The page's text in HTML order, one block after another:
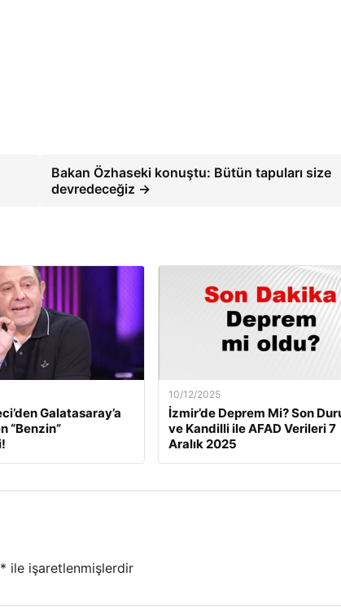
Bakan Özhaseki konuştu: Bütün tapuları size
devredeceğiz →
Galatasaray’a
“Benzin”
10/12/2025
İzmir’de Deprem Mi? Son
ve Kandilli ile AFAD Verileri 7
Aralık 2025
* ile işaretlenmişlerdir